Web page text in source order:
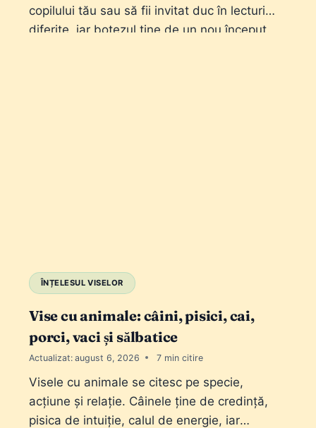
copilului tău sau să fii invitat duc în lecturi
diferite, iar botezul ține de un nou început.
ÎNȚELESUL VISELOR
Vise cu animale: câini, pisici, cai,
porci, vaci și sălbatice
Actualizat: august 6, 2026 7
Visele cu animale se citesc pe specie,
acțiune și relație. Câinele ține de credință,
pisica de intuiție, calul de energie, iar